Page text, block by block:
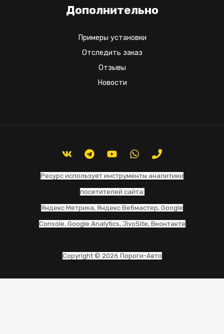
Дополнительно
Примеры установки
Отследить заказ
Отзывы
Новости
Ресурс использует инструменты аналитики
посетителей сайта:
Яндекс Метрика, Яндекс Вебмастер, Google
Console, Google Analytics, JivoSite, Вконтакте
Copyright © 2026 Пороги-Авто